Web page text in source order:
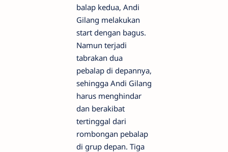
balap kedua, Andi
Gilang melakukan
start dengan bagus.
Namun terjadi
tabrakan dua
pebalap di depannya,
sehingga Andi Gilang
harus menghindar
dan berakibat
tertinggal dari
rombongan pebalap
di grup depan. Tiga